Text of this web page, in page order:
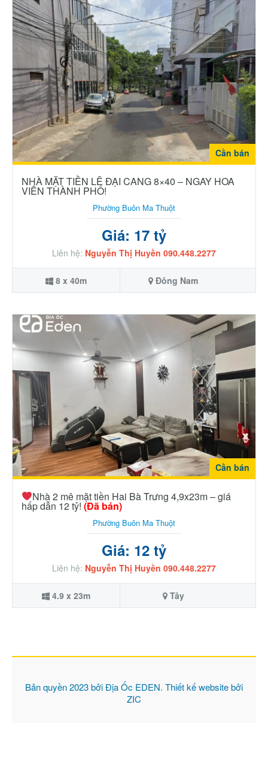
Cần bán
NHÀ MẶT TIỀN LÊ ĐẠI CANG 8×40 – NGAY HOA
VIÊN THÀNH PHỐ!
Phường Buôn Ma Thuột
Giá: 17 tỷ
Liên hệ: Nguyễn Thị Huyền 090.448.2277
8 x 40m Đông Nam
Cần bán
Nhà 2 mê mặt tiền Hai Bà Trưng 4,9x23m – giá
hấp dẫn 12 tỷ! (Đã bán)
Phường Buôn Ma Thuột
Giá: 12 tỷ
Liên hệ: Nguyễn Thị Huyền 090.448.2277
4.9 x 23m Tây
Bản quyền 2023 bởiĐịa Ốc EDEN. Thiết kế website bởi
ZIC